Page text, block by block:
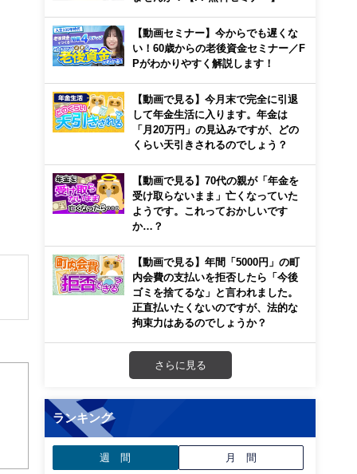
て
【動画セミナー】今からでも遅くな
い！60歳からの老後資金セミナー／F
Pがわかりやすく解説します！
【動画で見る】今月末で完全に引退
して年金生活に入ります。年金は
「月20万円」の見込みですが、どの
くらい天引きされるのでしょう？
【動画で見る】70代の親が「年金を
受け取らないまま」亡くなっていた
ようです。これっておかしいです
か…？
【動画で見る】年間「5000円」の町
内会費の支払いを拒否したら「今後
ゴミを捨てるな」と言われました。
正直払いたくないのですが、法的な
拘束力はあるのでしょうか？
さらに見る
ランキング
週 間 月 間